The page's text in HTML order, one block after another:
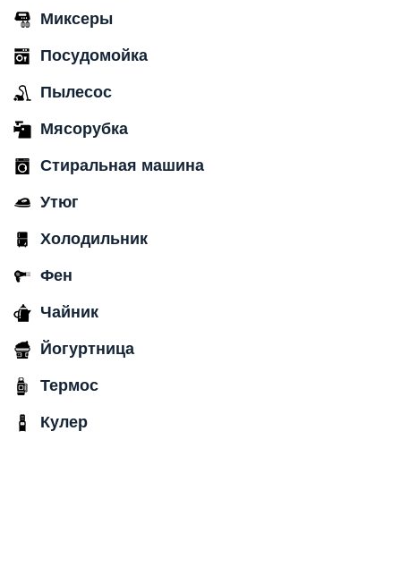
Миксеры
Посудомойка
Пылесос
Мясорубка
Стиральная машина
Утюг
Холодильник
Фен
Чайник
Йогуртница
Термос
Кулер